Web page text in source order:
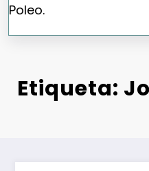
Poleo.
Etiqueta: